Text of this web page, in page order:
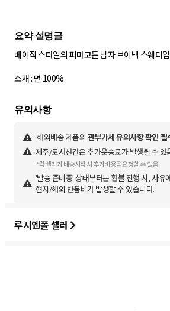
요약 설명글
베이직 스타일의 피마코튼 남자 브이넥 스웨터
유의사항
해외배송 제품의 관부가세 유의사항 확인 필
제주/도서산간은 추가운송료가 발생될 수 있
*각 셀러가 배송시작 시 추가비용을 요청할 수 있음
'발송 준비중' 상태부터는 환불 진행 시, 사유
현지/해외 반품비가 발생할 수 있습니다.
루시엔폴 셀러